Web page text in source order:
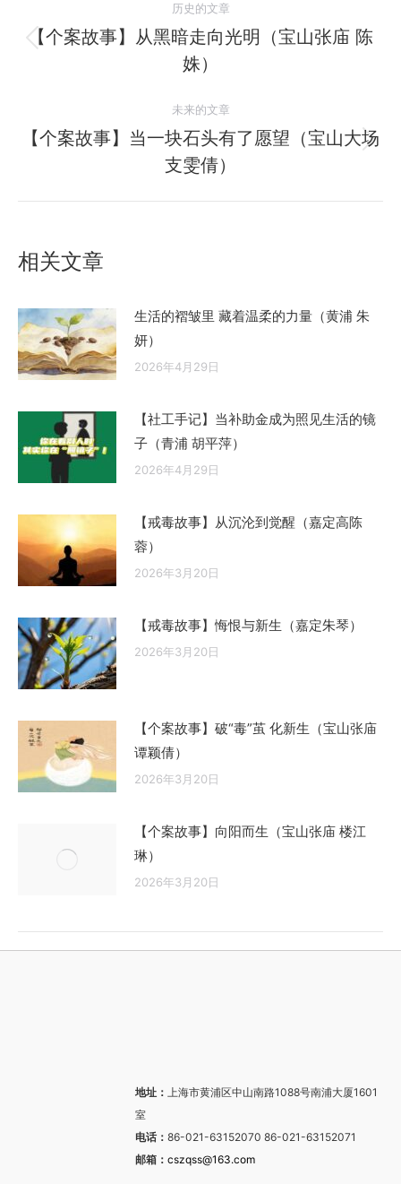
章
历史的文章
历
史
章：
【个案故事】从黑暗走向光明（宝山张庙 陈
姝）
未来的文章
未
来
的
【个案故事】当一块石头有了愿望（宝山大场
支雯倩）
相关文章
生活的褶皱里 藏着温柔的力量（黄浦 朱
妍）
2026年4月29日
【社工手记】当补助金成为照见生活的镜
子（青浦 胡平萍）
2026年4月29日
【戒毒故事】从沉沦到觉醒（嘉定高陈
蓉）
2026年3月20日
【戒毒故事】悔恨与新生（嘉定朱琴）
2026年3月20日
【个案故事】破“毒”茧 化新生（宝山张庙
谭颖倩）
2026年3月20日
【个案故事】向阳而生（宝山张庙 楼江
琳）
2026年3月20日
地址： 上海市黄浦区中山南路1088号南浦大厦1601
室
电话： 86-021-63152070 86-021-63152071
邮箱： cszqss@163.com